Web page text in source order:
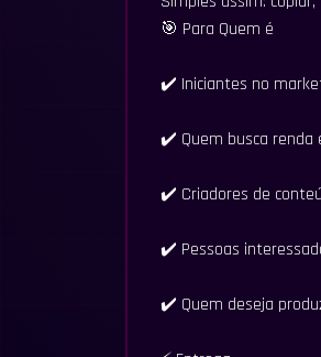
🎯 Para Quem é
✔️ Iniciantes no
✔️ Quem busca renda
✔️ Criadores de
✔️ Pessoas
✔️ Quem deseja